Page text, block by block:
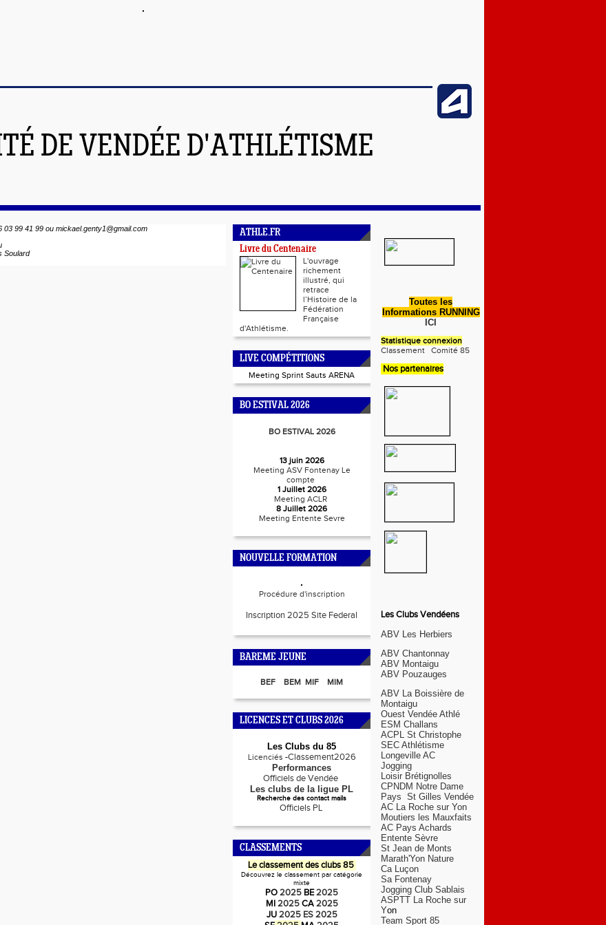
DE VENDÉE D'ATHLÉTISME
03 99 41 99 ou mickael.genty1@gmail.com
Soulard
ATHLE.FR
Livre du Centenaire
L'ouvrage
richement
illustré, qui
retrace
l’Histoire de la
Fédération
Française
d'Athlétisme.
LIVE COMPÉTITIONS
Meeting Sprint Sauts ARENA
BO ESTIVAL 2026
BO ESTIVAL 2026
13 juin 2026
Meeting ASV Fontenay Le
compte
1 Juillet 2026
Meeting ACLR
8 Juillet 2026
Meeting Entente Sevre
NOUVELLE FORMATION
Procédure d'inscription
Inscription 2025 Site Federal
BAREME JEUNE
BEF BEM MIF MIM
LICENCES ET CLUBS 2026
Les Clubs du 85
Licenciés -Classement2026
Performances
Officiels de Vendée
Les clubs de la ligue PL
Recherche des contact mails
Officiels PL
CLASSEMENTS
Le classement des clubs 85
Découvrez le classement par catégorie
mixte
PO2025 BE2025
MI2025 CA2025
JU 2025 ES 2025
Toutes les
Informations RUNNING
ICI
Statistique connexion
Classement
Comité 85
Nos partenaires
Les Clubs Vendéens
ABV Les Herbiers
ABV Chantonnay
ABV Montaigu
ABV Pouzauges
ABV La Boissière de
Montaigu
Ouest Vendée Athlé
ESM Challans
ACPL St Christophe
SEC Athlétisme
Longeville AC
Jogging
Loisir Brétignolles
CPNDM Notre Dame
Pays St Gilles Vendée
AC La Roche sur Yon
Moutiers les Mauxfaits
AC Pays Achards
Entente Sèvre
St Jean de Monts
Marath'Yon Nature
Ca Luçon
Sa Fontenay
Jogging Club Sablais
ASPTT La Roche sur
Yon
Team Sport 85